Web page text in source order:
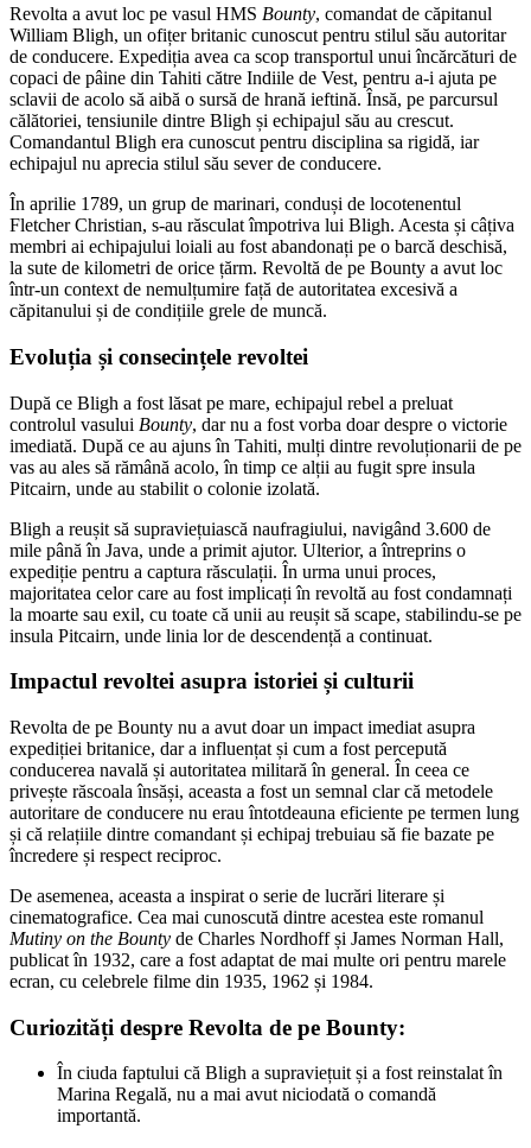
Revolta a avut loc pe vasul HMS Bounty, comandat de căpitanul
William Bligh, un ofițer britanic cunoscut pentru stilul său autoritar
de conducere. Expediția avea ca scop transportul unui încărcături de
copaci de pâine din Tahiti către Indiile de Vest, pentru a-i ajuta pe
sclavii de acolo să aibă o sursă de hrană ieftină. Însă, pe parcursul
călătoriei, tensiunile dintre Bligh și echipajul său au crescut.
Comandantul Bligh era cunoscut pentru disciplina sa rigidă, iar
echipajul nu aprecia stilul său sever de conducere.
În aprilie 1789, un grup de marinari, conduși de locotenentul
Fletcher Christian, s-au răsculat împotriva lui Bligh. Acesta și câțiva
membri ai echipajului loiali au fost abandonați pe o barcă deschisă,
la sute de kilometri de orice țărm. Revoltă de pe Bounty a avut loc
într-un context de nemulțumire față de autoritatea excesivă a
căpitanului și de condițiile grele de muncă.
Evoluția și consecințele revoltei
După ce Bligh a fost lăsat pe mare, echipajul rebel a preluat
controlul vasului Bounty, dar nu a fost vorba doar despre o victorie
imediată. După ce au ajuns în Tahiti, mulți dintre revoluționarii de pe
vas au ales să rămână acolo, în timp ce alții au fugit spre insula
Pitcairn, unde au stabilit o colonie izolată.
Bligh a reușit să supraviețuiască naufragiului, navigând 3.600 de
mile până în Java, unde a primit ajutor. Ulterior, a întreprins o
expediție pentru a captura răsculații. În urma unui proces,
majoritatea celor care au fost implicați în revoltă au fost condamnați
la moarte sau exil, cu toate că unii au reușit să scape, stabilindu-se pe
insula Pitcairn, unde linia lor de descendență a continuat.
Impactul revoltei asupra istoriei și culturii
Revolta de pe Bounty nu a avut doar un impact imediat asupra
expediției britanice, dar a influențat și cum a fost percepută
conducerea navală și autoritatea militară în general. În ceea ce
privește răscoala însăși, aceasta a fost un semnal clar că metodele
autoritare de conducere nu erau întotdeauna eficiente pe termen lung
și că relațiile dintre comandant și echipaj trebuiau să fie bazate pe
încredere și respect reciproc.
De asemenea, aceasta a inspirat o serie de lucrări literare și
cinematografice. Cea mai cunoscută dintre acestea este romanul
Mutiny on the Bounty de Charles Nordhoff și James Norman Hall,
publicat în 1932, care a fost adaptat de mai multe ori pentru marele
ecran, cu celebrele filme din 1935, 1962 și 1984.
Curiozități despre Revolta de pe Bounty:
În ciuda faptului că Bligh a supraviețuit și a fost reinstalat în
Marina Regală, nu a mai avut niciodată o comandă
importantă.